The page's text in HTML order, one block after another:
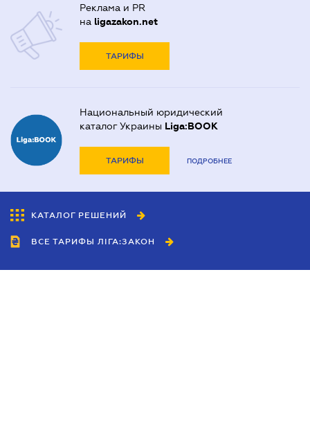
Реклама и PR
на ligazakon.net
ТАРИФЫ
Национальный юридический
каталог Украины Liga:BOOK
ТАРИФЫ ПОДРОБНЕЕ
КАТАЛОГ РЕШЕНИЙ
ВСЕ ТАРИФЫ ЛІГА:ЗАКОН